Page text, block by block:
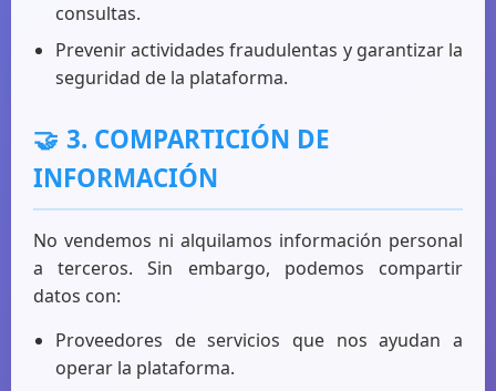
consultas.
Prevenir actividades fraudulentas y garantizar la
seguridad de la plataforma.
🤝 3. COMPARTICIÓN DE
INFORMACIÓN
No vendemos ni alquilamos información personal
a terceros. Sin embargo, podemos compartir
datos con:
Proveedores de servicios que nos ayudan a
operar la plataforma.